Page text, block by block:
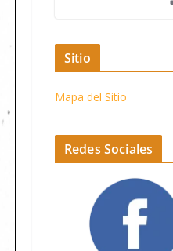
Sitio
Mapa del Sitio
Redes Sociales